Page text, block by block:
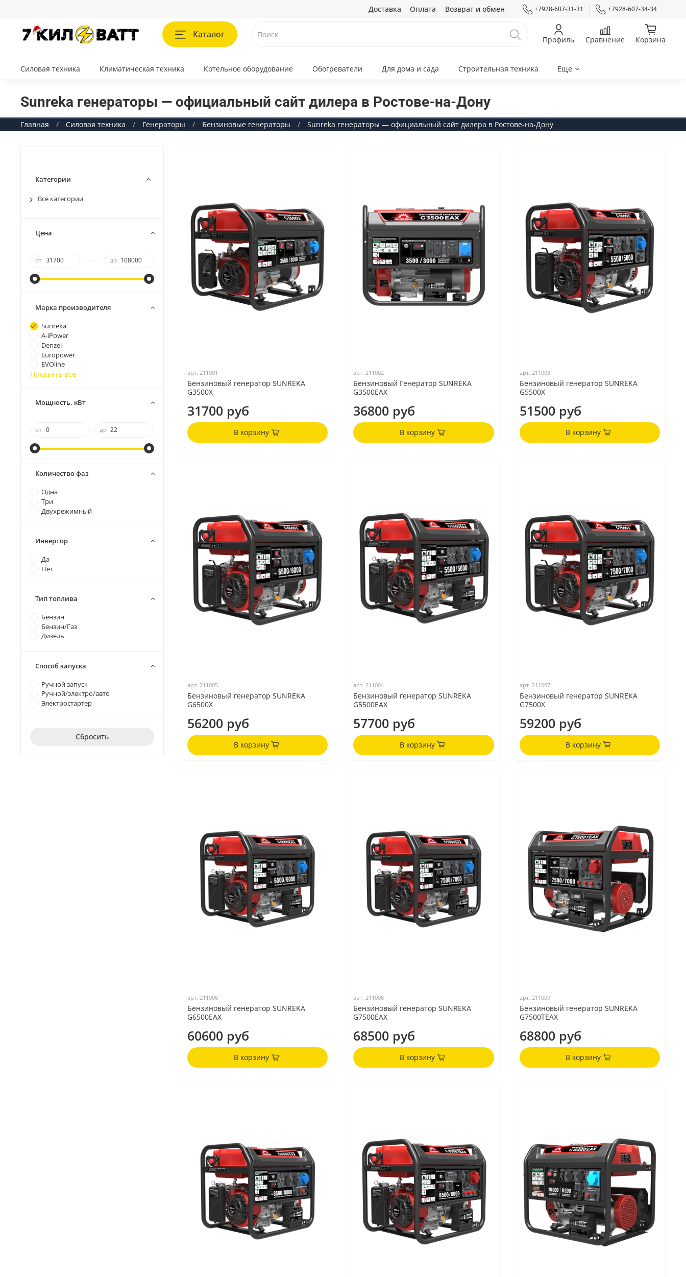
Доставка Оплата Возврат и обмен +7928-607-31-31 +7928-607-34-34
Каталог Профиль Сравнение Корзина
Силовая техника Климатическая техника Котельное оборудование Обогреватели Для дома и сада Строительная техника Еще
Sunreka генераторы — официальный сайт дилера в Ростове-на-Дону
Главная Силовая техника Генераторы Бензиновые генераторы Sunreka генераторы — официальный сайт дилера в Ростове-на-Дону
арт. 211001
Бензиновый генератор SUNREKA
G3500X
31700 руб
В корзину
арт.211002
Бензиновый Генератор SUNREKA
G3500EAX
36800 руб
В корзину
арт. 211003
Бензиновый генератор SUNREKA
G5500X
51500 руб
В корзину
арт. 211005
Бензиновый генератор SUNREKA
G6500X
56200 руб
В корзину
арт. 211004
Бензиновый генератор SUNREKA
G5500EAX
57700 руб
В корзину
арт. 211007
Бензиновый генератор SUNREKA
G7500X
59200 руб
В корзину
арт. 211006
Бензиновый генератор SUNREKA
G6500EAX
60600 руб
В корзину
арт. 211008
Бензиновый генератор SUNREKA
G7500EAX
68500 руб
В корзину
арт. 211009
Бензиновый генератор SUNREKA
G7500TEAX
68800 руб
В корзину
Категории
Все категории
Цена
от до
Марка производителя
Sunreka
A-iPower
Denzel
Europower
EVOline
Показать все
Мощность, кВт
от до
Количество фаз
Одна
Три
Двухрежимный
Инвертор
Да
Нет
Тип топлива
Бензин
Бензин/Газ
Дизель
Способ запуска
Ручной запуск
Ручной/электро/авто
Электростартер
Сбросить